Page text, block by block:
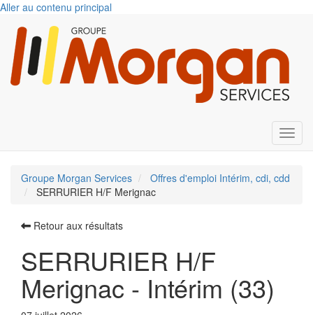
Aller au contenu principal
Groupe Morgan Services
Offres d'emploi Intérim, cdi, cdd
SERRURIER H/F Merignac
Retour aux résultats
SERRURIER H/F
Merignac - Intérim (33)